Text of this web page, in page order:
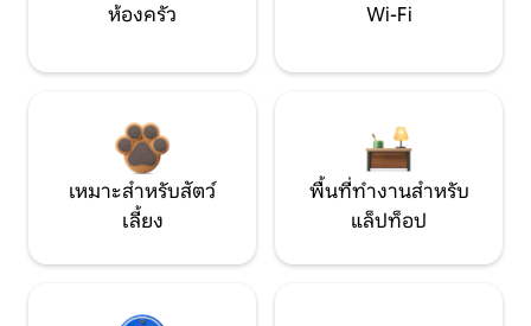
ห้องครัว Wi-Fi
เหมาะสำหรับสัตว์
เลี้ยง
พื้นที่ทำงานสำหรับ
แล็ปท็อป